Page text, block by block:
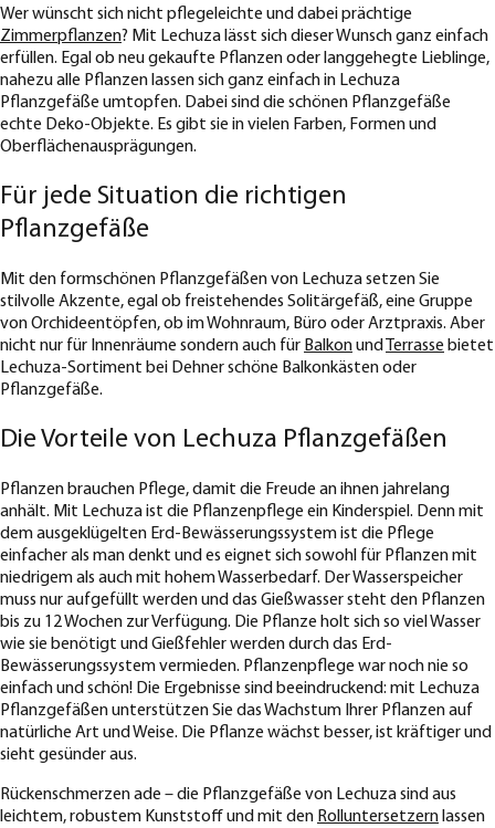
Wer wünscht sich nicht pflegeleichte und dabei prächtige
Zimmerpflanzen? Mit Lechuza lässt sich dieser Wunsch ganz einfach
erfüllen. Egal ob neu gekaufte Pflanzen oder langgehegte Lieblinge,
nahezu alle Pflanzen lassen sich ganz einfach in Lechuza
Pflanzgefäße umtopfen. Dabei sind die schönen Pflanzgefäße
echte Deko-Objekte. Es gibt sie in vielen Farben, Formen und
Oberflächenausprägungen.
Für jede Situation die richtigen
Pflanzgefäße
Mit den formschönen Pflanzgefäßen von Lechuza setzen Sie
stilvolle Akzente, egal ob freistehendes Solitärgefäß, eine Gruppe
von Orchideentöpfen, ob im Wohnraum, Büro oder Arztpraxis. Aber
nicht nur für Innenräume sondern auch für Balkonund Terrasse bietet
Lechuza-Sortiment bei Dehner schöne Balkonkästen oder
Pflanzgefäße.
Die Vorteile von Lechuza Pflanzgefäßen
Pflanzen brauchen Pflege, damit die Freude an ihnen jahrelang
anhält. Mit Lechuza ist die Pflanzenpflege ein Kinderspiel. Denn mit
dem ausgeklügelten Erd-Bewässerungssystem ist die Pflege
einfacher als man denkt und es eignet sich sowohl für Pflanzen mit
niedrigem als auch mit hohem Wasserbedarf. Der Wasserspeicher
muss nur aufgefüllt werden und das Gießwasser steht den Pflanzen
bis zu 12 Wochen zur Verfügung. Die Pflanze holt sich so viel Wasser
wie sie benötigt und Gießfehler werden durch das Erd-
Bewässerungssystem vermieden. Pflanzenpflege war noch nie so
einfach und schön! Die Ergebnisse sind beeindruckend: mit Lechuza
Pflanzgefäßen unterstützen Sie das Wachstum Ihrer Pflanzen auf
natürliche Art und Weise. Die Pflanze wächst besser, ist kräftiger und
sieht gesünder aus.
Rückenschmerzen ade – die Pflanzgefäße von Lechuza sind aus
leichtem, robustem Kunststoff und mit den Rolluntersetzern lassen